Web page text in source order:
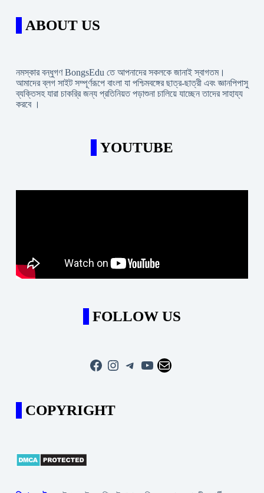
ABOUT US
নমস্কার বন্ধুগণ BongsEdu তে আপনাদের সকলকে জানাই স্বাগতম।
আমাদের ব্লগ সাইট সম্পূর্ণরূপে বাংলা যা পশ্চিমবঙ্গের ছাত্র-ছাত্রী এবং জ্ঞানপিপাসু
ব্যক্তিসহ যারা চাকরি্র জন্য প্রতিনিয়ত পড়াশুনা চালিয়ে যাচ্ছেন তাদের সাহায্য
করবে ।
YOUTUBE
FOLLOW US
Facebook
Instagram
Telegram
YouTube
Mail
COPYRIGHT